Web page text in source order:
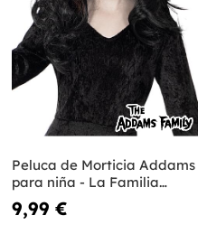
Peluca de Morticia Addams
para niña - La Familia
Addams
9,99 €